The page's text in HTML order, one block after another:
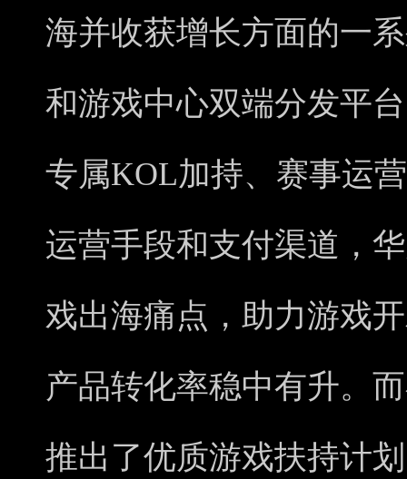
海并收获增长方面的一
和游戏中心双端分发平
专属KOL加持、赛事运
运营手段和支付渠道，
戏出海痛点，助力游戏
产品转化率稳中有升。
推出了优质游戏扶持计